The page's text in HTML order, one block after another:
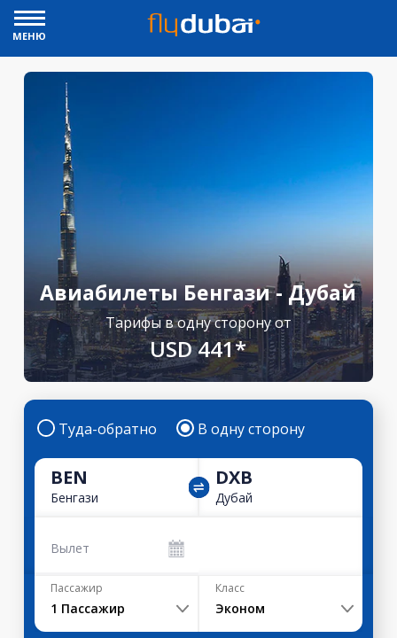
МЕНЮ
Авиабилеты Бенгази - Дубай
Тарифы в одну сторону от
USD 441*
Туда-обратно В одну сторону
BEN
Бенгази
DXB
Дубай
Вылет
Пассажир
1 Пассажир
Класс
Эконом